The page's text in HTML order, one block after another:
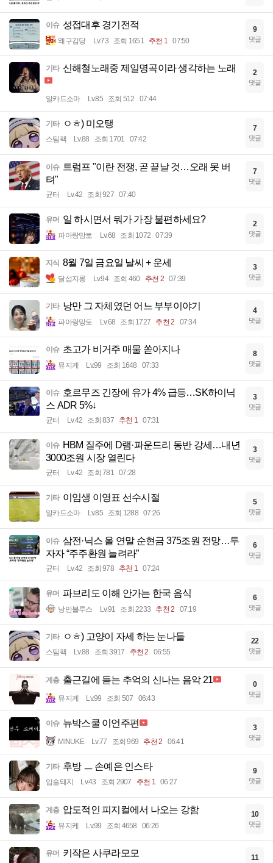
이슈 성접대후 경기전적
왜구김당 Lv.73 조회 1651 추천 1 07:50
9
댓글
기타 신해철노래중 제일명곡이라 생각하는 노래
알카드소마 Lv.85 조회 512 07:44
2
댓글
기타 ㅇㅎ) 미오탱
스팀팩 Lv.88 조회 1701 07:42
7
댓글
이슈 트럼프 "이란 전쟁, 곧 끝날 것…오래 못 버
텨"
균터 Lv.42 조회 927 07:40
7
댓글
유머 일 하시면서 뭐가 가장 불편하세요?
파아랑망토 Lv.68 조회 1072 07:39
2
댓글
지식 8월 7일 금요일 날씨 + 운세
달섭지롱 Lv.94 조회 460 추천 2 07:39
3
댓글
기타 낭만 그 자체였던 어느 부부이야기
파아랑망토 Lv.68 조회 1727 추천 2 07:34
4
댓글
이슈 초고가 비거주 매물 쏟아지나
뮤지케 Lv.99 조회 1648 07:33
8
댓글
이슈 호르무즈 긴장에 유가 4% 급등…SK하이닉
스 ADR 5%↓
균터 Lv.42 조회 837 추천 1 07:31
3
댓글
이슈 HBM 질주에 D램·파운드리 동반 강세…내년
3000조원 시장 열린다
균터 Lv.42 조회 781 07:28
3
댓글
기타 이임생 이영표 선수시절
알카드소마 Lv.85 조회 1288 07:26
5
댓글
이슈 삼전·닉스 올 연말 순현금 375조원 전망…투
자자 “주주환원 늘려라”
균터 Lv.42 조회 978 추천 1 07:24
6
댓글
유머 파브리도 이해 안가는 한국 음식
낭만블루스 Lv.91 조회 2233 추천 2 07:19
6
댓글
기타 ㅇㅎ) 고양이 자세 하는 눈나들
스팀팩 Lv.88 조회 3917 추천 2 06:55
22
댓글
계층 출근길에 듣는 추억의 신나는 음악 21
뮤지케 Lv.99 조회 507 06:43
0
댓글
이슈 뉴박스쿨 이언주편
MINUKE Lv.77 조회 969 추천 2 06:41
3
댓글
기타 후방 ㅡ 손예은 인스타
입술돼지 Lv.43 조회 2907 추천 1 06:27
9
댓글
계층 압도적인 피지컬에서 나오는 강함
뮤지케 Lv.99 조회 4658 06:26
10
댓글
유머 키작은 사쿠라모모 11